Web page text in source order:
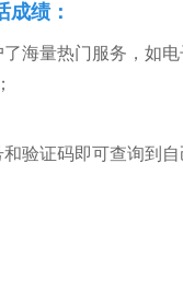
成绩：
海量热门服务，如
验证码即可查询到自